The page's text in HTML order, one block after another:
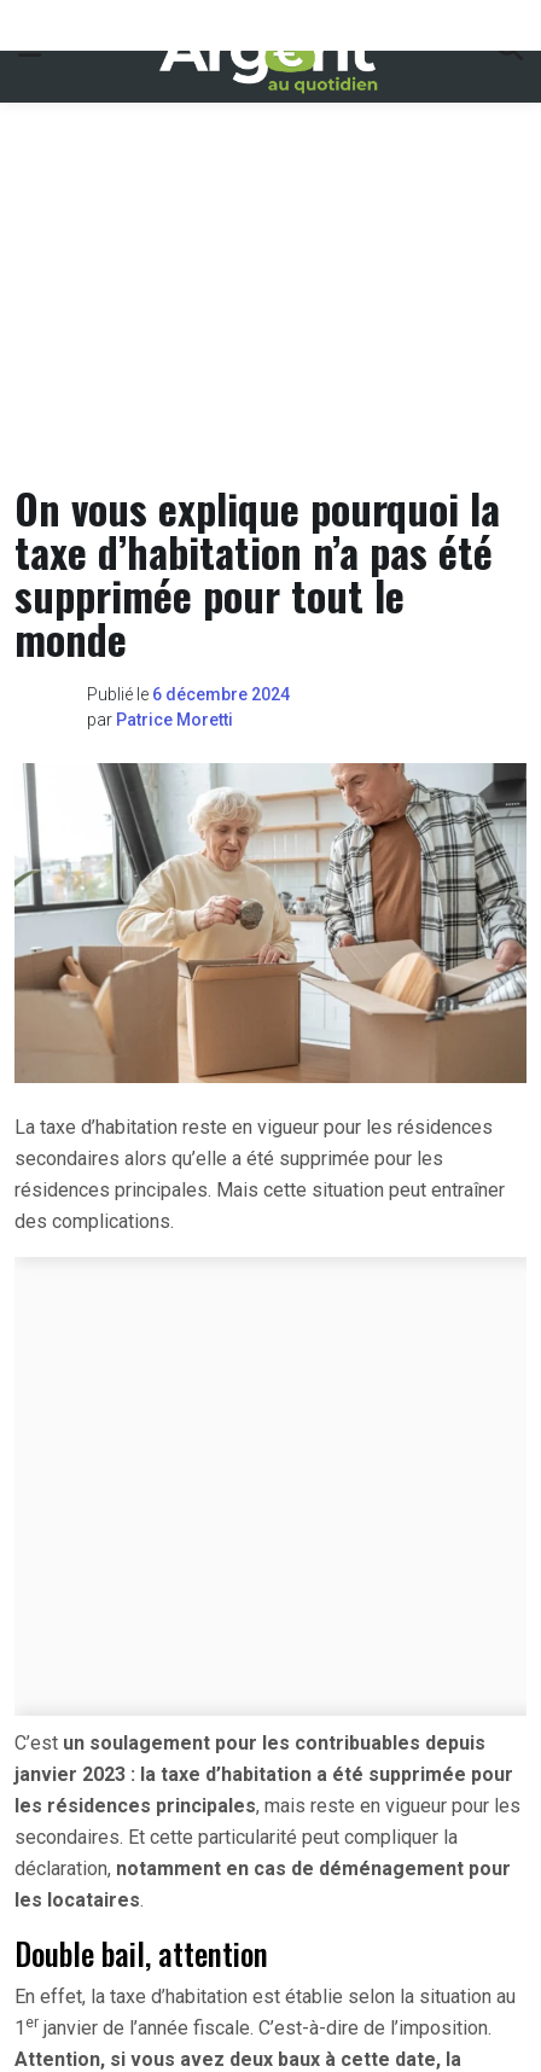
On vous explique pourquoi la
taxe d’habitation n’a pas été
supprimée pour tout le
monde
Publié le 6 décembre 2024
par Patrice Moretti
La taxe d’habitation reste en vigueur pour les résidences
secondaires alors qu’elle a été supprimée pour les
résidences principales. Mais cette situation peut entraîner
des complications.
C’est un soulagement pour les contribuables depuis
janvier 2023 : la taxe d’habitation a été supprimée pour
les résidences principales, mais reste en vigueur pour les
secondaires. Et cette particularité peut compliquer la
déclaration, notamment en cas de déménagement pour
les locataires.
Double bail, attention
En effet, la taxe d’habitation est établie selon la situation au
1 er janvier de l’année fiscale. C’est-à-dire de l’imposition.
Attention, si vous avez deux baux à cette date, la